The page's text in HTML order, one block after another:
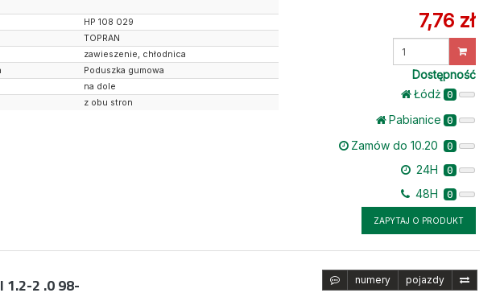
7,76 zł
Dostępność
Łódż 0
Pabianice 0
Zamów do 10.20 0
24H 0
48H 0
ZAPYTAJ O PRODUKT
HP 108 029
TOPRAN
zawieszenie, chłodnica
Poduszka gumowa
na dole
z obu stron
1.2-2 .0 98- numery pojazdy